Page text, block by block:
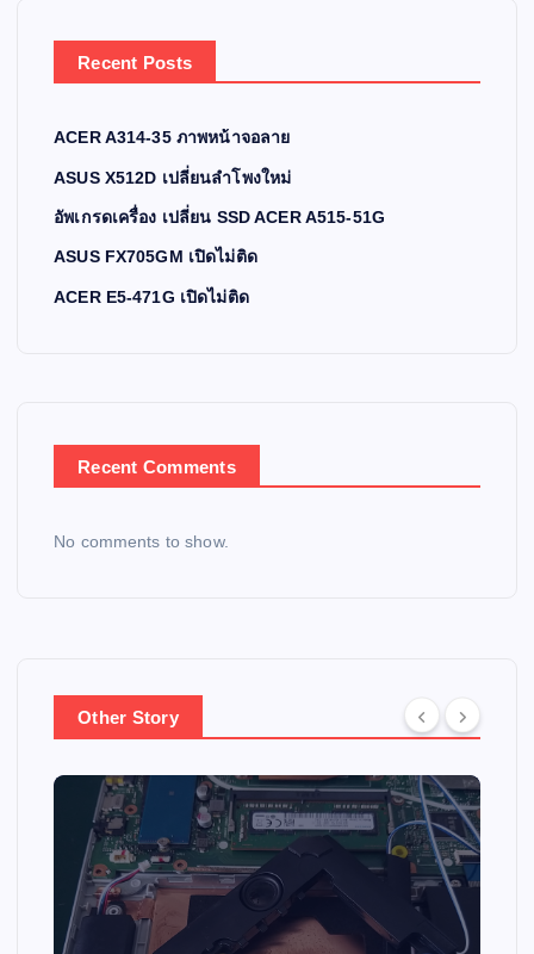
Recent Posts
ACER A314-35 ภาพหน้าจอลาย
ASUS X512D เปลี่ยนลำโพงใหม่
อัพเกรดเครื่อง เปลี่ยน SSD ACER A515-51G
ASUS FX705GM เปิดไม่ติด
ACER E5-471G เปิดไม่ติด
Recent Comments
No comments to show.
Other Story